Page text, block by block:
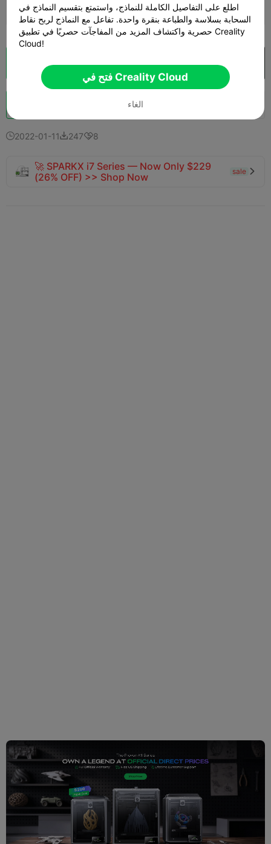
كسب المزيد من النقاط
تقطيع سحابي فتح في Creality Cloud
2022-01-112478
🚀 SPARKX i7 Series — Now Only $229
(26% OFF) >> Shop Now
sale 
اطلع على التفاصيل الكاملة للنماذج، واستمتع بتقسيم النماذج في
السحابة بسلاسة والطباعة بنقرة واحدة. تفاعل مع النماذج لربح نقاط
حصرية واكتشاف المزيد من المفاجآت حصريًا في تطبيق Creality
Cloud!
فتح في Creality Cloud
الغاء